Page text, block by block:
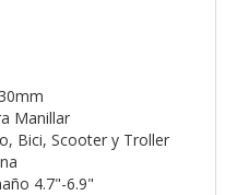
Manillar
Bici, Scooter y Troller
4.7"-6.9"